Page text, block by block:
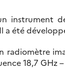
instrument
été
radiomètre
18,7 GHz